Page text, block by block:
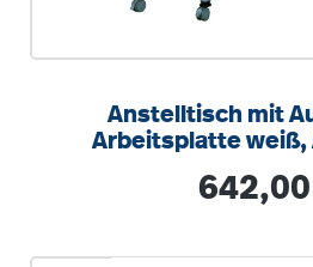
Anstelltisch mit
Arbeitsplatte weiß,
Regulärer